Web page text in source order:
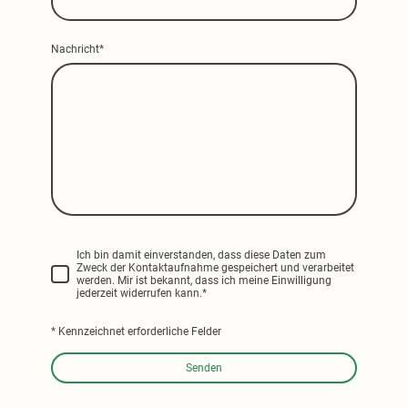
Nachricht*
Ich bin damit einverstanden, dass diese Daten zum
Zweck der Kontaktaufnahme gespeichert und verarbeitet
werden. Mir ist bekannt, dass ich meine Einwilligung
jederzeit widerrufen kann.*
* Kennzeichnet erforderliche Felder
Senden